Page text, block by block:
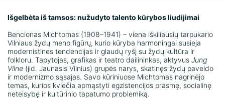
Renginiai
Kilnojamosios parodos
Virtualios parodos
Darbo laikas
Parodos
Renginiai
Kilnojamosios parodos
Virtualios parodos
Išgelbėta iš tamsos: nužudyto talento kūrybos liudijimai
Bencionas Michtomas (1908–1941) – viena iškiliausių tarpukario
Vilniaus žydų meno figūrų, kurio kūryba harmoningai susieja
modernistines tendencijas ir glaudų ryšį su žydų kultūra ir
folkloru. Tapytojas, grafikas ir teatro dailininkas, aktyvus Jung
Vilne (jid. Jaunasis Vilnius) grupės narys, skatinęs žydų paveldo
ir modernizmo sąsajas. Savo kūriniuose Michtomas nagrinėjo
temas, kurios kviečia apmąstyti egzistencijos prasmę, socialinę
neteisybę ir kultūrinio tapatumo problemiką.